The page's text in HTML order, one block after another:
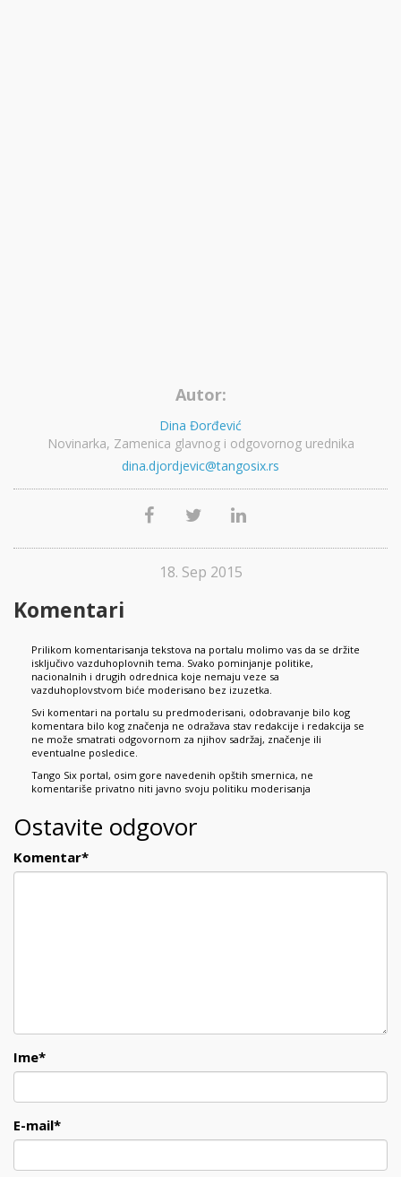
Autor:
Dina Đorđević
Novinarka, Zamenica glavnog i odgovornog urednika
dina.djordjevic@tangosix.rs
18. Sep 2015
Komentari
Prilikom komentarisanja tekstova na portalu molimo vas da se držite
isključivo vazduhoplovnih tema. Svako pominjanje politike,
nacionalnih i drugih odrednica koje nemaju veze sa
vazduhoplovstvom biće moderisano bez izuzetka.
Svi komentari na portalu su predmoderisani, odobravanje bilo kog
komentara bilo kog značenja ne odražava stav redakcije i redakcija se
ne može smatrati odgovornom za njihov sadržaj, značenje ili
eventualne posledice.
Tango Six portal, osim gore navedenih opštih smernica, ne
komentariše privatno niti javno svoju politiku moderisanja
Ostavite odgovor
Komentar*
Ime*
E-mail*